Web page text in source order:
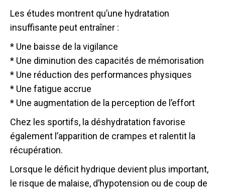
Les études montrent qu’une hydratation
insuffisante peut entraîner :
* Une baisse de la vigilance
* Une diminution des capacités de mémorisation
* Une réduction des performances physiques
* Une fatigue accrue
* Une augmentation de la perception de l’effort
Chez les sportifs, la déshydratation favorise
également l’apparition de crampes et ralentit la
récupération.
Lorsque le déficit hydrique devient plus important,
le risque de malaise, d’hypotension ou de coup de